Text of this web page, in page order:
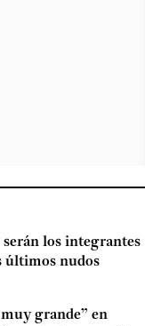
los integrantes
últimos nudos
grande” en